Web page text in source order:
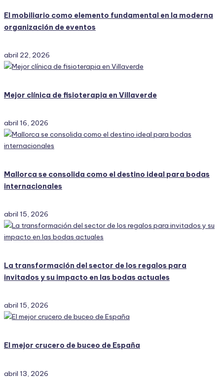
El mobiliario como elemento fundamental en la moderna
organización de eventos
abril 22, 2026
Mejor clínica de fisioterapia en Villaverde
abril 16, 2026
Mallorca se consolida como el destino ideal para bodas
internacionales
abril 15, 2026
La transformación del sector de los regalos para
invitados y su impacto en las bodas actuales
abril 15, 2026
El mejor crucero de buceo de España
abril 13, 2026